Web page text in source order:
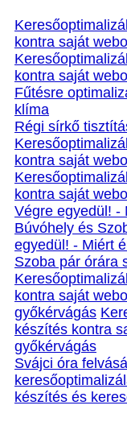
kontra saját
kontra saját
Fűtésre
klíma
Régi sírkő
kontra saját
kontra saját
Végre egyedül! -
Búvóhely és
egyedül! - Miért
Szoba pár órára
kontra saját
győkérvágás
készítés kontra
győkérvágás
Svájci óra
készítés és